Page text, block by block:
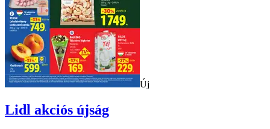
Új
Lidl akciós újság